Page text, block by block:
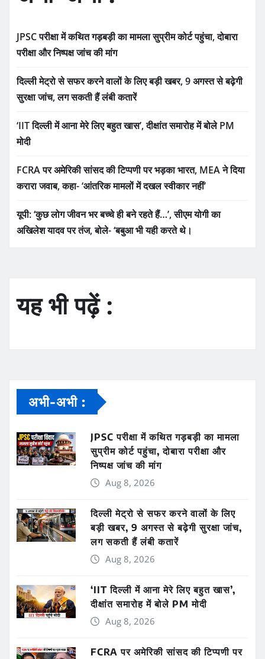
JPSC परीक्षा में कथित गड़बड़ी का मामला सुप्रीम कोर्ट पहुंचा, दोबारा
परीक्षा और निष्पक्ष जांच की मांग
दिल्ली मेट्रो से सफर करने वालों के लिए बड़ी खबर, 9 अगस्त से बढ़ेगी
सुरक्षा जांच, लग सकती हैं लंबी कतारें
‘IIT दिल्ली में आना मेरे लिए बहुत खास’, दीक्षांत समारोह में बोले PM
मोदी
FCRA पर अमेरिकी सांसद की टिप्पणी पर भड़का भारत, MEA ने दिया
करारा जवाब, कहा- ‘आंतरिक मामलों में दखल स्वीकार नहीं’
यूपी: ‘कुछ लोग जीवन भर बच्चे ही बने रहते हैं…’, सीएम योगी का
अखिलेश यादव पर तंज, बोले- ‘बबुआ भी यही करते थे।
यह भी पढ़ें :
अभी-अभी :
JPSC परीक्षा में कथित गड़बड़ी का मामला
सुप्रीम कोर्ट पहुंचा, दोबारा परीक्षा और
निष्पक्ष जांच की मांग
Aug 8, 2026
दिल्ली मेट्रो से सफर करने वालों के लिए
बड़ी खबर, 9 अगस्त से बढ़ेगी सुरक्षा जांच,
लग सकती हैं लंबी कतारें
Aug 8, 2026
‘IIT दिल्ली में आना मेरे लिए बहुत खास’,
दीक्षांत समारोह में बोले PM मोदी
Aug 8, 2026
FCRA पर अमेरिकी सांसद की टिप्पणी पर